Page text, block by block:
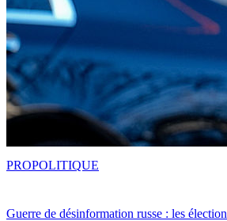
Guerre de désinformation russe : les
PROPOLITIQUE